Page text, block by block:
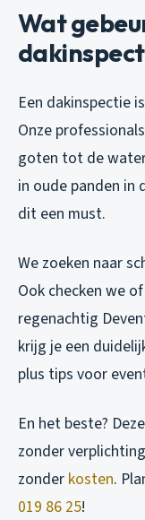
Wat
Een dakinspectie
Onze
goten tot de
in oude panden in
dit een must.
We zoeken naar
Ook checken we
regenachtig
krijg je een
plus tips voor
En het beste?
zonder
zonder kosten.
019 86 25!